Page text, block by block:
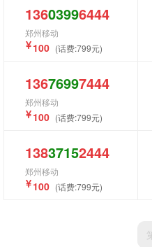
13603996444
郑州移动
100 (话费:799元)
13676997444
郑州移动
100 (话费:799元)
13837152444
郑州移动
100 (话费:799元)